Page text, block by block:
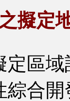
擬定
定區域
合開